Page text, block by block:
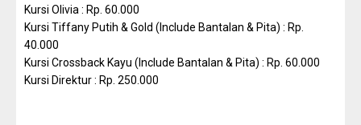
Kursi Olivia : Rp. 60.000
Kursi Tiffany Putih & Gold (Include Bantalan & Pita) : Rp.
40.000
Kursi Crossback Kayu (Include Bantalan & Pita) : Rp. 60.000
Kursi Direktur : Rp. 250.000